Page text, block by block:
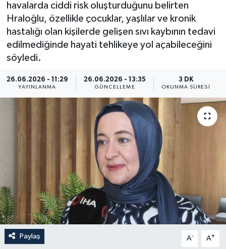
havalarda ciddi risk oluşturduğunu belirten
Hraloğlu, özellikle çocuklar, yaşlılar ve kronik
hastalığı olan kişilerde gelişen sıvı kaybının tedavi
edilmediğinde hayati tehlikeye yol açabileceğini
söyledi.
26.06.2026 - 11:29
YAYINLANMA
26.06.2026 - 13:35
GÜNCELLEME
3 DK
OKUNMA SÜRESI
Paylaş A- A+
ÖZEL HABER
RÖPORTAJLAR
SİYASET
Yerel